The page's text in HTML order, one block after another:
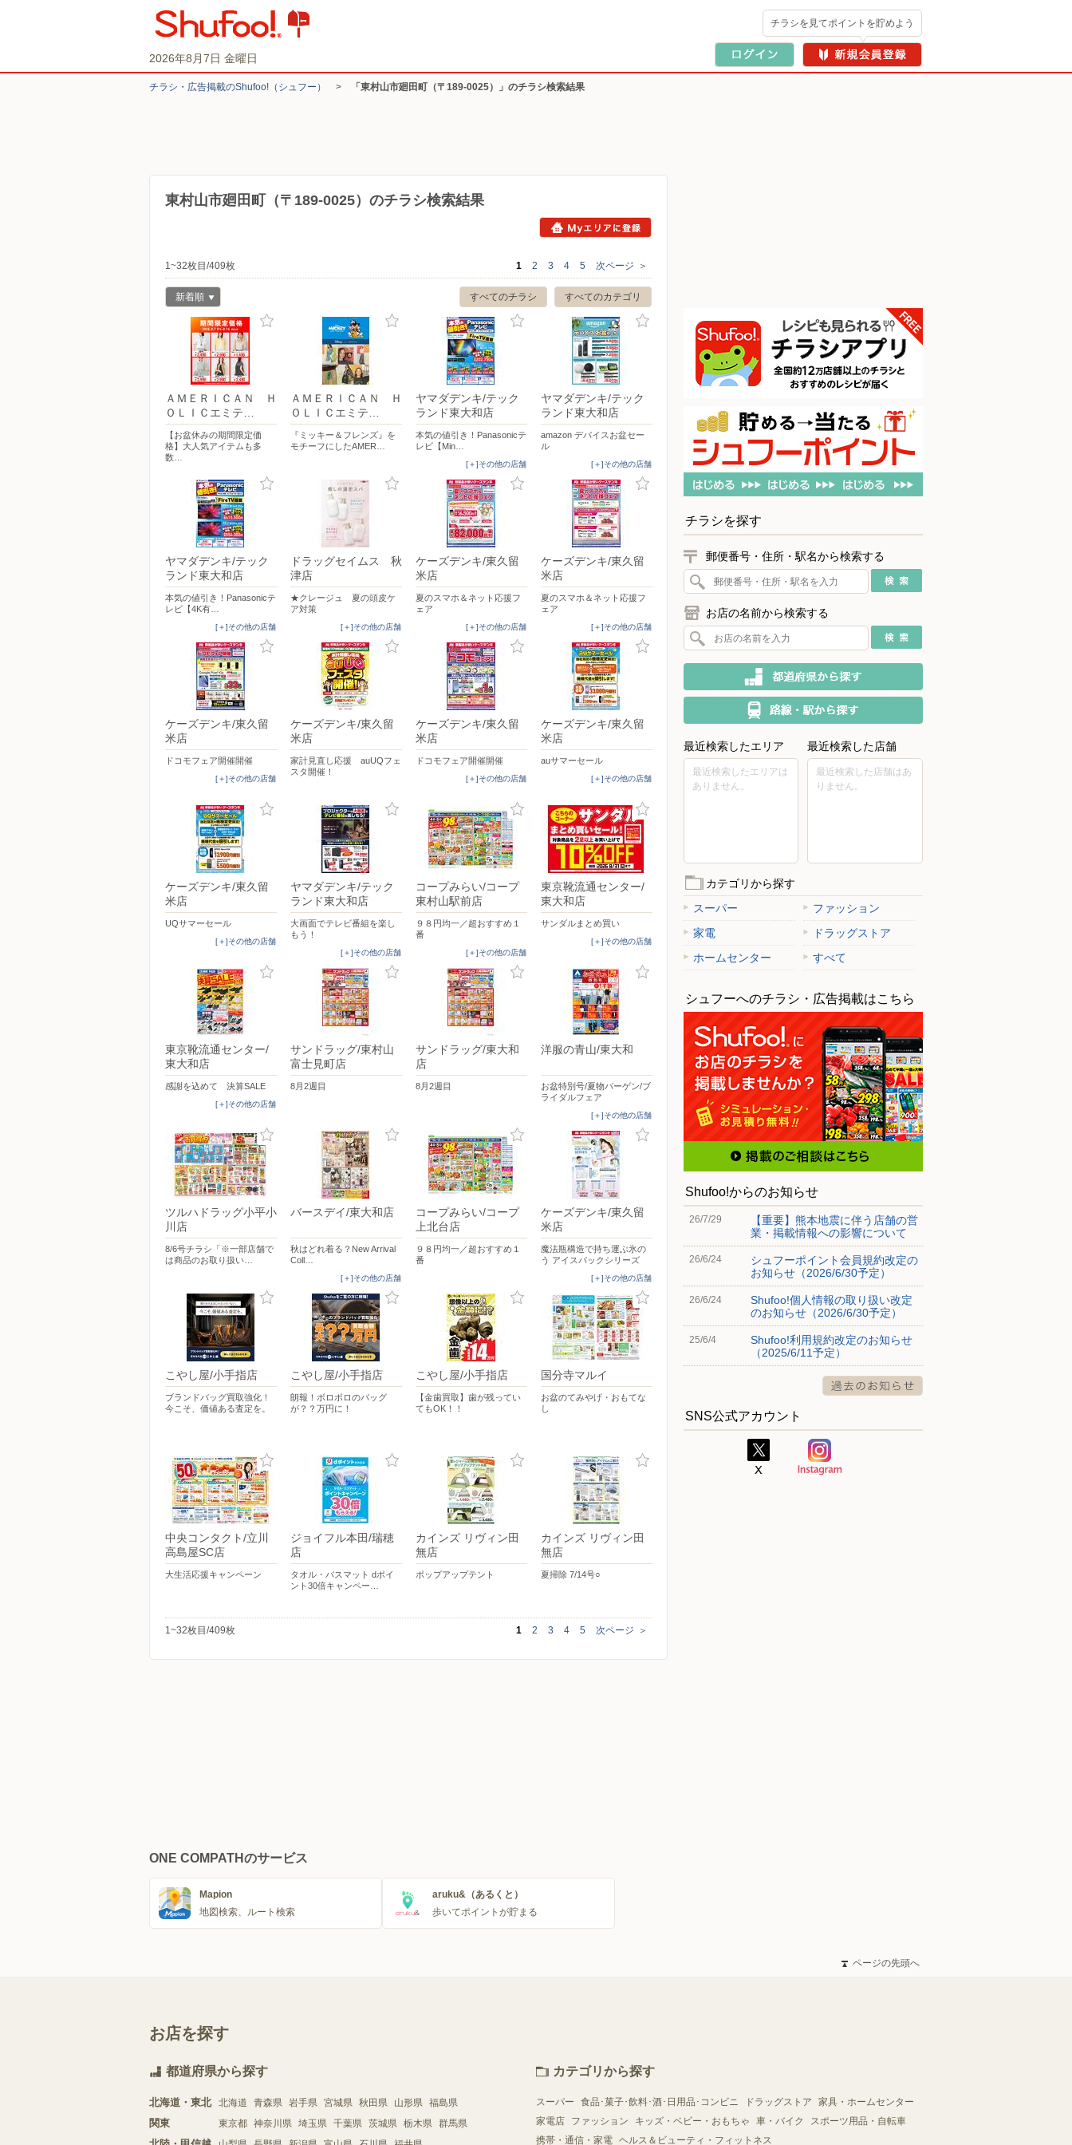
2026年8月7日 金曜日
チラシを見てポイントを貯めよう
チラシ・​広告掲載の​Shufoo!​（シュフー） > 「東村山市廻田町（〒189-0025）」のチラシ検索結果
東村山市廻田町（〒189-0025）のチラシ検索結果
1~32枚目/409枚 1 2 3 4 5 次ページ ＞
すべてのカテゴリ
すべてのチラシ
新着順
ＡＭＥＲＩＣＡＮ Ｈ
ＯＬＩＣエミテ…
【お盆休みの期間限定価
格】大人気アイテムも多
数…
ＡＭＥＲＩＣＡＮ Ｈ
ＯＬＩＣエミテ…
『ミッキー＆フレンズ』を
モチーフにしたAMER…
ヤマダデンキ/テック
ランド東大和店
本気の値引き！Panasonicテ
レビ【Min…
[＋]その他の店舗
ヤマダデンキ/テック
ランド東大和店
amazon デバイスお盆セー
ル
[＋]その他の店舗
ヤマダデンキ/テック
ランド東大和店
本気の値引き！Panasonicテ
レビ【4K有…
[＋]その他の店舗
ドラッグセイムス 秋
津店
★クレージュ 夏の頭皮ケ
ア対策
[＋]その他の店舗
ケーズデンキ/東久留
米店
夏のスマホ＆ネット応援フ
ェア
[＋]その他の店舗
ケーズデンキ/東久留
米店
夏のスマホ＆ネット応援フ
ェア
[＋]その他の店舗
ケーズデンキ/東久留
米店
ドコモフェア開催開催
[＋]その他の店舗
ケーズデンキ/東久留
米店
家計見直し応援 auUQフェ
スタ開催！
ケーズデンキ/東久留
米店
ドコモフェア開催開催
[＋]その他の店舗
ケーズデンキ/東久留
米店
auサマーセール
[＋]その他の店舗
ケーズデンキ/東久留
米店
UQサマーセール
[＋]その他の店舗
ヤマダデンキ/テック
ランド東大和店
大画面でテレビ番組を楽し
もう！
[＋]その他の店舗
コープみらい/コープ
東村山駅前店
９８円均一／超おすすめ１
番
[＋]その他の店舗
東京靴流通センター/
東大和店
サンダルまとめ買い
[＋]その他の店舗
東京靴流通センター/
東大和店
感謝を込めて 決算SALE
[＋]その他の店舗
サンドラッグ/東村山
富士見町店
8月2週目
サンドラッグ/東大和
店
8月2週目
洋服の青山/東大和
お盆特別号/夏物バーゲン/ブ
ライダルフェア
[＋]その他の店舗
ツルハドラッグ小平小
川店
8/6号チラシ「※一部店舗で
は商品のお取り扱い…
バースデイ/東大和店
秋はどれ着る？New Arrival
Coll…
[＋]その他の店舗
コープみらい/コープ
上北台店
９８円均一／超おすすめ１
番
ケーズデンキ/東久留
米店
魔法瓶構造で持ち運ぶ氷の
う アイスパックシリーズ
[＋]その他の店舗
こやし屋/小手指店
ブランドバッグ買取強化！
今こそ、価値ある査定を。
こやし屋/小手指店
朗報！ボロボロのバッグ
が？？万円に！
こやし屋/小手指店
【金歯買取】歯が残ってい
てもOK！！
国分寺マルイ
お盆のてみやげ・おもてな
し
中央コンタクト/立川
高島屋SC店
大生活応援キャンペーン
ジョイフル本田/瑞穂
店
タオル・バスマット dポイ
ント30倍キャンペー…
カインズ リヴィン田
無店
ポップアップテント
カインズ リヴィン田
無店
夏掃除 7/14号○
1~32枚目/409枚 1 2 3 4 5 次ページ ＞
チラシを探す
郵便番号・住所・駅名から検索する
お店の名前から検索する
最近検索したエリア
最近検索したエリアは
ありません。
最近検索した店舗
最近検索した店舗はあ
りません。
カテゴリから探す
スーパー
ファッション
家電
ドラッグストア
ホームセンター
すべて
シュフーへのチラシ・広告掲載はこちら
Shufoo!からのお知らせ
26/7/29
【重要】熊本地震に伴う店舗の営
業・掲載情報への影響について
26/6/24
シュフーポイント会員規約改定の
お知らせ（2026/6/30予定）
26/6/24
Shufoo!個人情報の取り扱い改定
のお知らせ（2026/6/30予定）
25/6/4
Shufoo!利用規約改定のお知らせ
（2025/6/11予定）
SNS公式アカウント
ONE COMPATHのサービス
Mapion
地図検索、ルート検索
aruku&（あるくと）
歩いてポイントが貯まる
ページの先頭へ
お店を探す
都道府県から探す
北海道・東北 北海道 青森県 岩手県 宮城県 秋田県 山形県 福島県
関東 東京都 神奈川県 埼玉県 千葉県 茨城県 栃木県 群馬県
カテゴリから探す
スーパー 食品･菓子･飲料･酒･日用品･コンビニ ドラッグストア
家具・ホームセンター
家電店
ファッション キッズ・ベビー・おもちゃ 車・バイク
スポーツ用品・自転車
携帯・通信・家電 ヘルス＆ビューティ・フィットネス